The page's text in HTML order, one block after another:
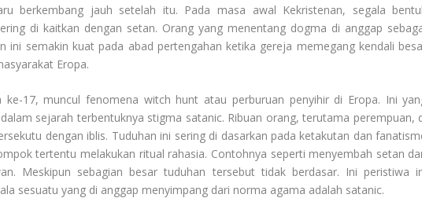
berkembang jauh setelah itu. Pada masa awal Kekristenan, segala
di kaitkan dengan setan. Orang yang menentang dogma di anggap
ini semakin kuat pada abad pertengahan ketika gereja memegang kendali
Eropa.
ke-17, muncul fenomena witch hunt atau perburuan penyihir di Eropa. Ini
sejarah terbentuknya stigma satanic. Ribuan orang, terutama perempuan,
dengan iblis. Tuduhan ini sering di dasarkan pada ketakutan dan
tertentu melakukan ritual rahasia. Contohnya seperti menyembah setan
Meskipun sebagian besar tuduhan tersebut tidak berdasar. Ini peristiwa
sesuatu yang di anggap menyimpang dari norma agama adalah satanic.